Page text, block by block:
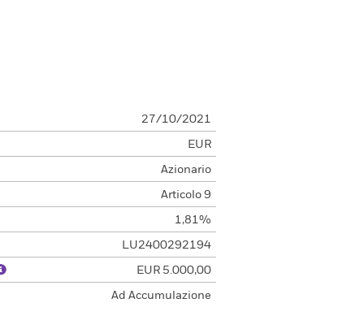
27/10/2021
EUR
Azionario
Articolo 9
1,81%
LU2400292194
EUR 5.000,00
Ad Accumulazione